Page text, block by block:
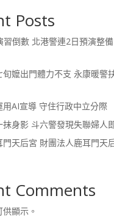
Posts
習倒數 北港警連2日預演整
旬嬤出門體力不支 永康暖警
用AI宣導 守住行政中立分際
抹身影 斗六警發現失聯婦人
門天后宮 財團法人鹿耳門天
Comments
顯示。